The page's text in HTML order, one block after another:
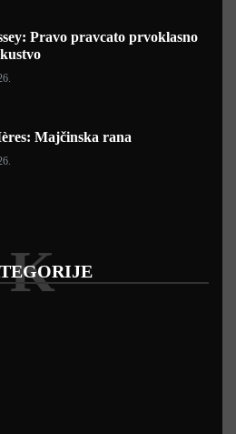
Pravo pravcato prvoklasno
Majčinska rana
K